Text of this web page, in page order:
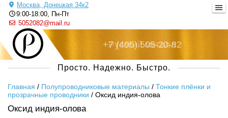
Москва, Донецкая 34к2
9:00-18:00, Пн-Пт
5052082@mail.ru
Русский металл
+7 (495) 505-20-82
Просто. Надежно. Быстро.
Главная / Полупроводниковые материалы / Тонкие плёнки и
прозрачные проводники / Оксид индия-олова
Оксид индия-олова